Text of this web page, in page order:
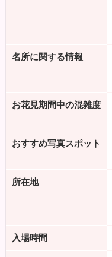
名所に関する情報
お花見期間中の混雑度
おすすめ写真スポット
所在地
入場時間